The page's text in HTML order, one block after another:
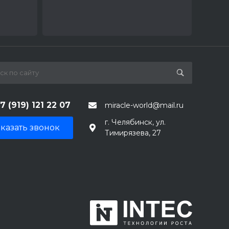
(919) 121 22 07 miracle-world@mail.ru
звонок
г. Челябинск, ул.
Тимирязева, 27